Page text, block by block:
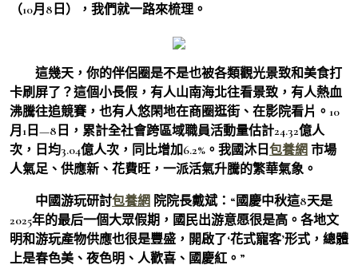
（10月8日），我們就一路來梳理。
這幾天，你的伴侶圈是不是也被各類觀光景致和美食打
卡刷屏了？這個小長假，有人山南海北往看景致，有人熱血
沸騰往追競賽，也有人悠閑地在商圈逛街、在影院看片。10
月1日—8日，累計全社會跨區域職員活動量估計24.32億人
次，日均3.04億人次，同比增加6.2%。我國沐日 包養網 市場
人氣足、供應新、花費旺，一派活氣升騰的繁華氣象。
中國游玩研討包養網 院院長戴斌：“國慶中秋這8天是
2025年的最后一個大眾假期，國民出游意愿很是高。各地文
明和游玩產物供應也很是豐盛，開啟了‘花式寵客’形式，總體
上是春色美、夜色明、人歡喜、國慶紅。”